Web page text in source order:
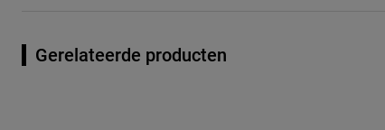
Gerelateerde producten